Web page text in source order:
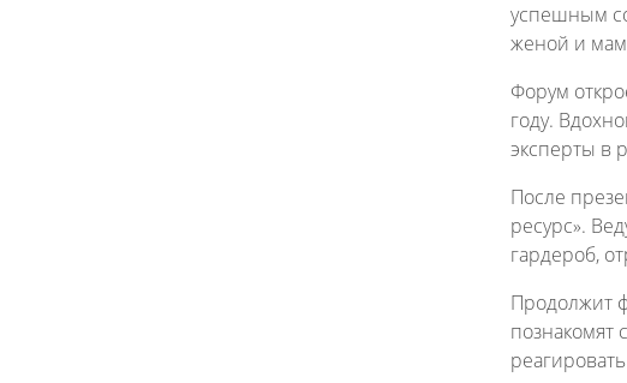
успешным
женой и
Форум
году.
эксперты в
После
ресурс».
гардероб,
Продолжит
познакомят